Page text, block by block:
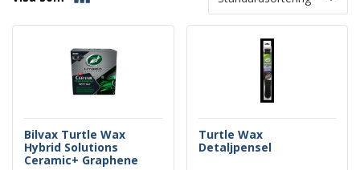
Bilvax Turtle Wax
Hybrid Solutions
Ceramic+ Graphene
Turtle Wax
Detaljpensel